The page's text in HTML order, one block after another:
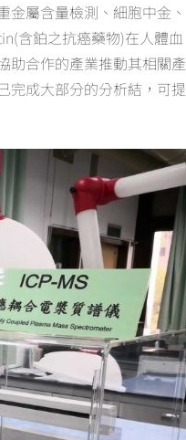
屬含量檢測、細胞中金、
含鉑之抗癌藥物)在人體血
助合作的產業推動其相關產
完成大部分的分析結，可提